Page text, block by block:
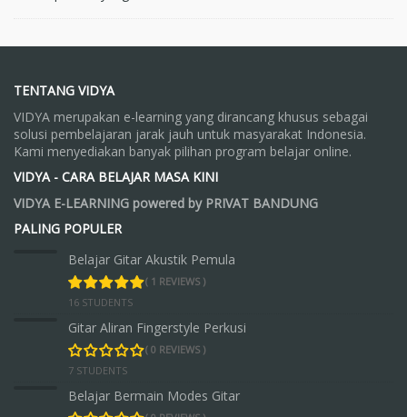
TENTANG VIDYA
VIDYA merupakan e-learning yang dirancang khusus sebagai
solusi pembelajaran jarak jauh untuk masyarakat Indonesia.
Kami menyediakan banyak pilihan program belajar online.
VIDYA - CARA BELAJAR MASA KINI
VIDYA E-LEARNING powered by PRIVAT BANDUNG
PALING POPULER
Belajar Gitar Akustik Pemula
( 1 REVIEWS )
16 STUDENTS
Gitar Aliran Fingerstyle Perkusi
( 0 REVIEWS )
7 STUDENTS
Belajar Bermain Modes Gitar